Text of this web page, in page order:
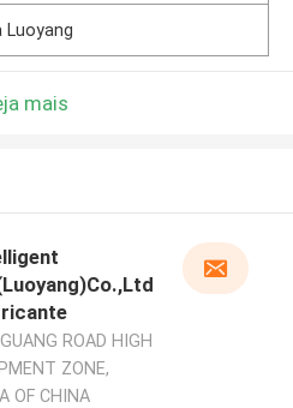
Luoyang
mais
ROAD HIGH
ZONE,
OF CHINA